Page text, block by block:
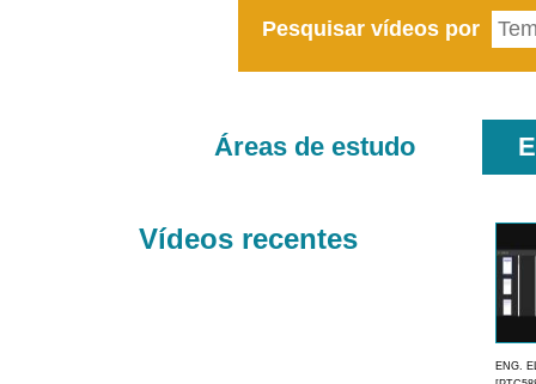
Pesquisar vídeos por
Áreas de estudo
Vídeos recentes
ENG.